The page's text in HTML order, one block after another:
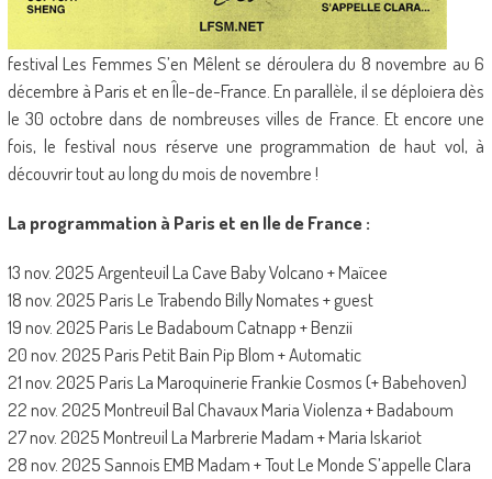
festival Les Femmes S’en Mêlent se déroulera du 8 novembre au 6
décembre à Paris et en Île-de-France. En parallèle, il se déploiera dès
le 30 octobre dans de nombreuses villes de France. Et encore une
fois, le festival nous réserve une programmation de haut vol, à
découvrir tout au long du mois de novembre !
La programmation à Paris et en Ile de France :
13 nov. 2025 Argenteuil La Cave Baby Volcano + Maïcee
18 nov. 2025 Paris Le Trabendo Billy Nomates + guest
19 nov. 2025 Paris Le Badaboum Catnapp + Benzii
20 nov. 2025 Paris Petit Bain Pip Blom + Automatic
21 nov. 2025 Paris La Maroquinerie Frankie Cosmos (+ Babehoven)
22 nov. 2025 Montreuil Bal Chavaux Maria Violenza + Badaboum
27 nov. 2025 Montreuil La Marbrerie Madam + Maria Iskariot
28 nov. 2025 Sannois EMB Madam + Tout Le Monde S’appelle Clara